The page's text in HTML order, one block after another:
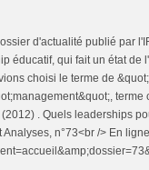
d'actualité publié par
éducatif, qui fait un état de
choisi le terme de
terme
. Quels leaderships
n°73<br /> En